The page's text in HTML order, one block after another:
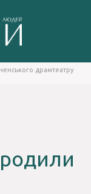
драмтеатру